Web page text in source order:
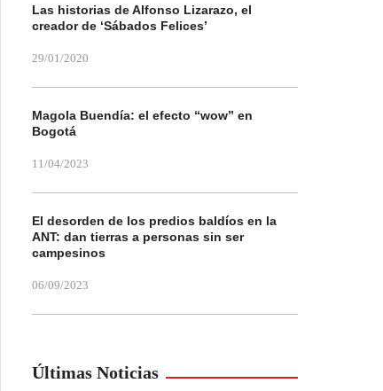
Las historias de Alfonso Lizarazo, el
creador de ‘Sábados Felices’
29/01/2020
Magola Buendía: el efecto “wow” en
Bogotá
11/04/2023
El desorden de los predios baldíos en la
ANT: dan tierras a personas sin ser
campesinos
06/09/2023
Últimas Noticias